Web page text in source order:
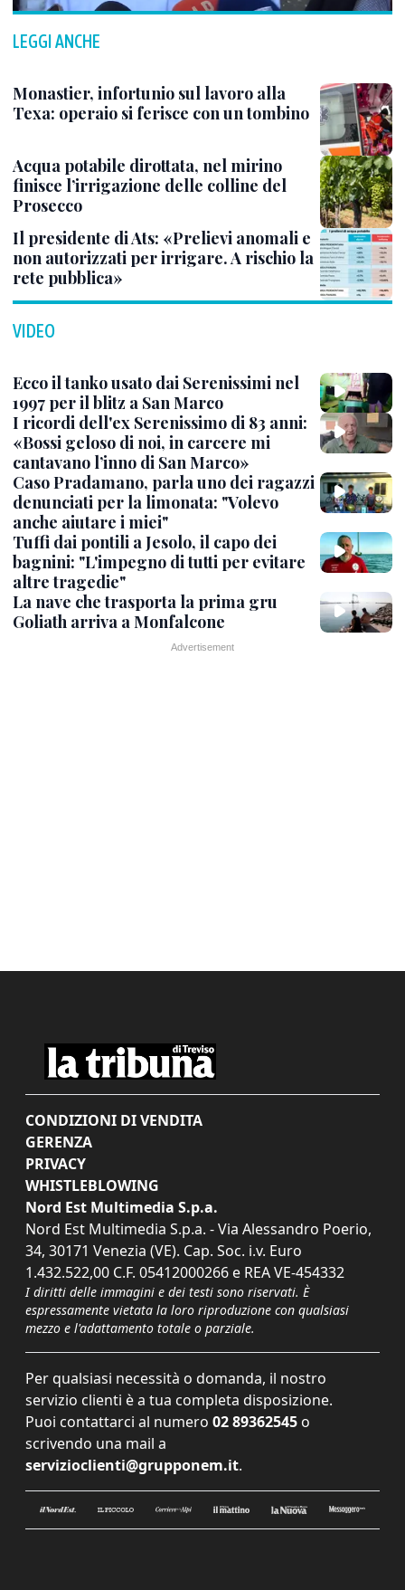
LEGGI ANCHE
Monastier, infortunio sul lavoro alla
Texa: operaio si ferisce con un tombino
Acqua potabile dirottata, nel mirino
finisce l’irrigazione delle colline del
Prosecco
Il presidente di Ats: «Prelievi anomali e
non autorizzati per irrigare. A rischio la
rete pubblica»
VIDEO
Ecco il tanko usato dai Serenissimi nel
1997 per il blitz a San Marco
I ricordi dell'ex Serenissimo di 83 anni:
«Bossi geloso di noi, in carcere mi
cantavano l’inno di San Marco»
Caso Pradamano, parla uno dei ragazzi
denunciati per la limonata: "Volevo
anche aiutare i miei"
Tuffi dai pontili a Jesolo, il capo dei
bagnini: "L'impegno di tutti per evitare
altre tragedie"
La nave che trasporta la prima gru
Goliath arriva a Monfalcone
CONDIZIONI DI VENDITA
GERENZA
PRIVACY
WHISTLEBLOWING
Nord Est Multimedia S.p.a.
Nord Est Multimedia S.p.a. - Via Alessandro Poerio,
34, 30171 Venezia (VE). Cap. Soc. i.v. Euro
1.432.522,00 C.F. 05412000266 e REA VE-454332
I diritti delle immagini e dei testi sono riservati. È
espressamente vietata la loro riproduzione con qualsiasi
mezzo e l'adattamento totale o parziale.
Per qualsiasi necessità o domanda, il nostro
servizio clienti è a tua completa disposizione.
Puoi contattarci al numero 02 89362545 o
scrivendo una mail a
servizioclienti@grupponem.it.